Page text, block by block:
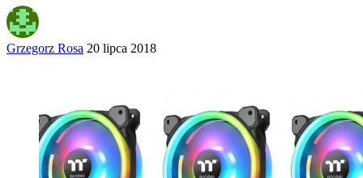
Grzegorz Rosa 20 lipca 2018